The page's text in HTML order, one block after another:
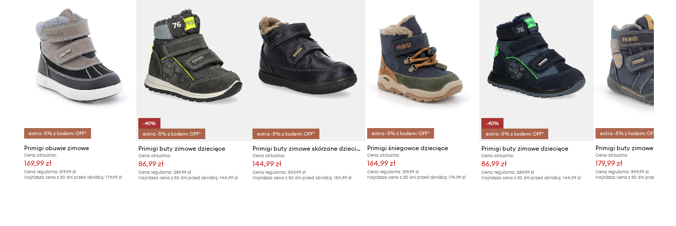
extra -5% z kodem: OFF*
Primigi obuwie zimowe
Cena aktualna:
169,99 zł
Cena regularna: 319,99 zł
Najniższa cena z 30 dni przed obniżką: 179,99 zł
-40%
extra -5% z kodem: OFF*
Primigi buty zimowe dziecięce
Cena aktualna:
86,99 zł
Cena regularna:289,99 zł
Najniższa cena z 30 dni przed obniżką:144,99 zł
extra -5% z kodem: OFF*
Primigi buty zimowe skórzane dziecięce
Cena aktualna:
144,99 zł
Cena regularna: 309,99 zł
Najniższa cena z 30 dni przed obniżką: 154,99 zł
extra -5% z kodem: OFF*
Primigi śniegowce dziecięce
Cena aktualna:
164,99 zł
Cena regularna: 319,99 zł
Najniższa cena z 30 dni przed obniżką: 174,99 zł
-40%
extra -5% z kodem: OFF*
Primigi buty zimowe dziecięce
Cena aktualna:
86,99 zł
Cena regularna:289,99 zł
Najniższa cena z 30 dni przed obniżką:144,99 zł
extra -5% z kodem: OFF*
Primigi buty zimowe
Cena aktualna:
179,99 zł
Cena regularna: 349,99 zł
Najniższa cena z 30 dni przed obniżką: